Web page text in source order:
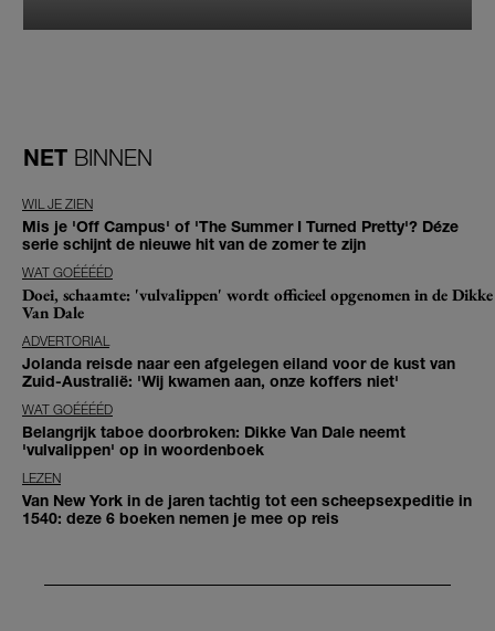
NET BINNEN
WIL JE ZIEN
Mis je 'Off Campus' of 'The Summer I Turned Pretty'? Déze
serie schijnt de nieuwe hit van de zomer te zijn
WAT GOÉÉÉÉD
Doei, schaamte: 'vulvalippen' wordt officieel opgenomen in de Dikke
Van Dale
ADVERTORIAL
Jolanda reisde naar een afgelegen eiland voor de kust van
Zuid-Australië: 'Wij kwamen aan, onze koffers niet'
WAT GOÉÉÉÉD
Belangrijk taboe doorbroken: Dikke Van Dale neemt
'vulvalippen' op in woordenboek
LEZEN
Van New York in de jaren tachtig tot een scheepsexpeditie in
1540: deze 6 boeken nemen je mee op reis